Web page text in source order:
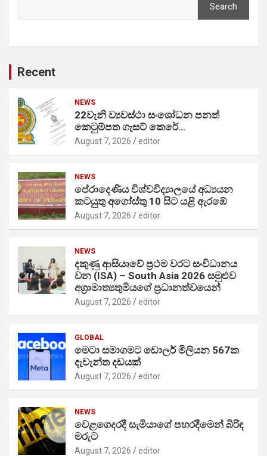
Search
Recent
NEWS
22වැනි ව්‍යවස්ථා සංශෝධන පනත්
කෙටුම්පත ගැසට් කෙරේ…
August 7, 2026 editor
NEWS
පේරාදෙණිය විශ්වවිද්‍යාලයේ අධ්‍යයන
කටයුතු අගෝස්තු 10 සිට යළි ඇරඹේ
August 7, 2026 editor
NEWS
දකුණු ආසියාවේ ප්‍රථම වරට සංවිධානය
වන (ISA) – South Asia 2026 සමුළුව
අග්‍රාමාත්‍යතුමියගේ ප්‍රධානත්වයෙන්
August 7, 2026 editor
GLOBAL
මෙටා සමාගමට ඩොලර් මිලියන 567ක
දැවැන්ත දඩයක්
August 7, 2026 editor
NEWS
වෙළගෙදරදී සැමියාගේ පහරදීමෙන් බිරිඳ
මරුට
August 7, 2026 editor